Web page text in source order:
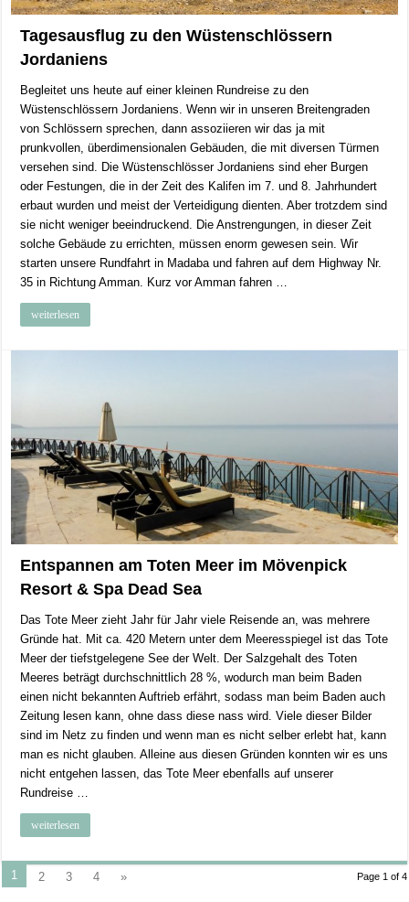
Tagesausflug zu den Wüstenschlössern
Jordaniens
Begleitet uns heute auf einer kleinen Rundreise zu den
Wüstenschlössern Jordaniens. Wenn wir in unseren Breitengraden
von Schlössern sprechen, dann assoziieren wir das ja mit
prunkvollen, überdimensionalen Gebäuden, die mit diversen Türmen
versehen sind. Die Wüstenschlösser Jordaniens sind eher Burgen
oder Festungen, die in der Zeit des Kalifen im 7. und 8. Jahrhundert
erbaut wurden und meist der Verteidigung dienten. Aber trotzdem sind
sie nicht weniger beeindruckend. Die Anstrengungen, in dieser Zeit
solche Gebäude zu errichten, müssen enorm gewesen sein. Wir
starten unsere Rundfahrt in Madaba und fahren auf dem Highway Nr.
35 in Richtung Amman. Kurz vor Amman fahren …
weiterlesen
Entspannen am Toten Meer im Mövenpick
Resort & Spa Dead Sea
Das Tote Meer zieht Jahr für Jahr viele Reisende an, was mehrere
Gründe hat. Mit ca. 420 Metern unter dem Meeresspiegel ist das Tote
Meer der tiefstgelegene See der Welt. Der Salzgehalt des Toten
Meeres beträgt durchschnittlich 28 %, wodurch man beim Baden
einen nicht bekannten Auftrieb erfährt, sodass man beim Baden auch
Zeitung lesen kann, ohne dass diese nass wird. Viele dieser Bilder
sind im Netz zu finden und wenn man es nicht selber erlebt hat, kann
man es nicht glauben. Alleine aus diesen Gründen konnten wir es uns
nicht entgehen lassen, das Tote Meer ebenfalls auf unserer
Rundreise …
weiterlesen
Page 1 of 4
1 2 3 4 »